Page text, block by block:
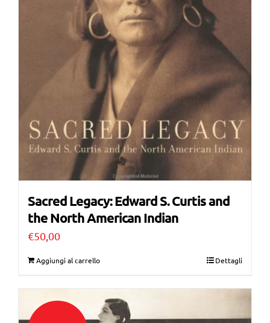
Sacred Legacy: Edward S. Curtis and
the North American Indian
€50,00
Aggiungi al carrello Dettagli